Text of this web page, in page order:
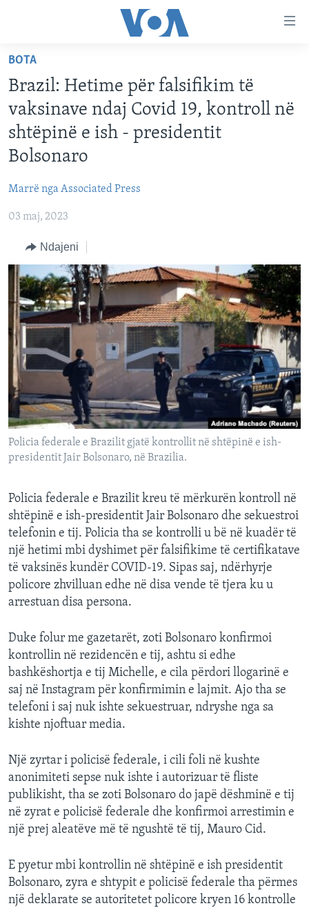
faqen
kryesore
tek
faqja
kryesore
tek
FAQJA KRYESORE
KATEGORITË
AMERIKA
BALLKANI
BOTA
MJEDISI
KULTURË
SHKENCË DHE TEKNOLOGJI
SHËNDETËSI
INTERVISTA
DITARI
DITARI
Learning English
FOLLOW US
Gjuhët
BOTA
Brazil: Hetime për falsifikim të
vaksinave ndaj Covid 19, kontroll në
shtëpinë e ish - presidentit
Bolsonaro
Marrë nga Associated Press
03 maj, 2023
Ndajeni
Policia federale e Brazilit gjatë kontrollit në shtëpinë e ish-
presidentit Jair Bolsonaro, në Brazilia.
Policia federale e Brazilit kreu të mërkurën kontroll në
shtëpinë e ish-presidentit Jair Bolsonaro dhe sekuestroi
telefonin e tij. Policia tha se kontrolli u bë në kuadër të
një hetimi mbi dyshimet për falsifikime të certifikatave
të vaksinës kundër COVID-19. Sipas saj, ndërhyrje
policore zhvilluan edhe në disa vende të tjera ku u
arrestuan disa persona.
Duke folur me gazetarët, zoti Bolsonaro konfirmoi
kontrollin në rezidencën e tij, ashtu si edhe
bashkëshortja e tij Michelle, e cila përdori llogarinë e
saj në Instagram për konfirmimin e lajmit. Ajo tha se
telefoni i saj nuk ishte sekuestruar, ndryshe nga sa
kishte njoftuar media.
Një zyrtar i policisë federale, i cili foli në kushte
anonimiteti sepse nuk ishte i autorizuar të fliste
publikisht, tha se zoti Bolsonaro do japë dëshminë e tij
në zyrat e policisë federale dhe konfirmoi arrestimin e
një prej aleatëve më të ngushtë të tij, Mauro Cid.
E pyetur mbi kontrollin në shtëpinë e ish presidentit
Bolsonaro, zyra e shtypit e policisë federale tha përmes
një deklarate se autoritetet policore kryen 16 kontrolle